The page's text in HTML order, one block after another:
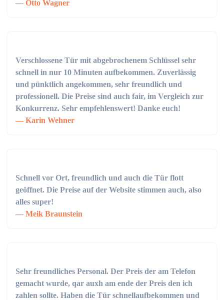
Otto Wagner
Verschlossene Tür mit abgebrochenem Schlüssel sehr
schnell in nur 10 Minuten aufbekommen. Zuverlässig
und pünktlich angekommen, sehr freundlich und
professionell. Die Preise sind auch fair, im Vergleich zur
Konkurrenz. Sehr empfehlenswert! Danke euch!
Karin Wehner
Schnell vor Ort, freundlich und auch die Tür flott
geöffnet. Die Preise auf der Website stimmen auch, also
alles super!
Meik Braunstein
Sehr freundliches Personal. Der Preis der am Telefon
gemacht wurde, qar auxh am ende der Preis den ich
zahlen sollte. Haben die Tür schnellaufbekommen und